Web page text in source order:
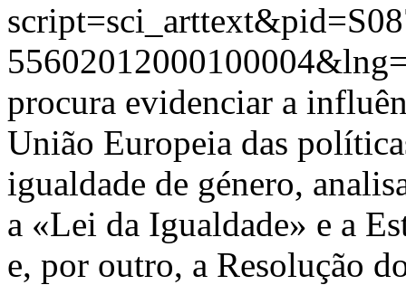
procura evidenciar a
União Europeia das
igualdade de género,
a «Lei da Igualdade» e a
e, por outro, a Resolução